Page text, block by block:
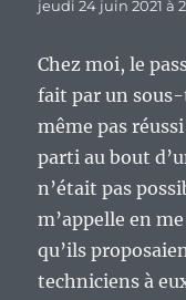
jeudi 24 juin 2021 à
Chez moi, le
fait par un
même pas
parti au bout
n’était pas
m’appelle en
qu’ils
techniciens à